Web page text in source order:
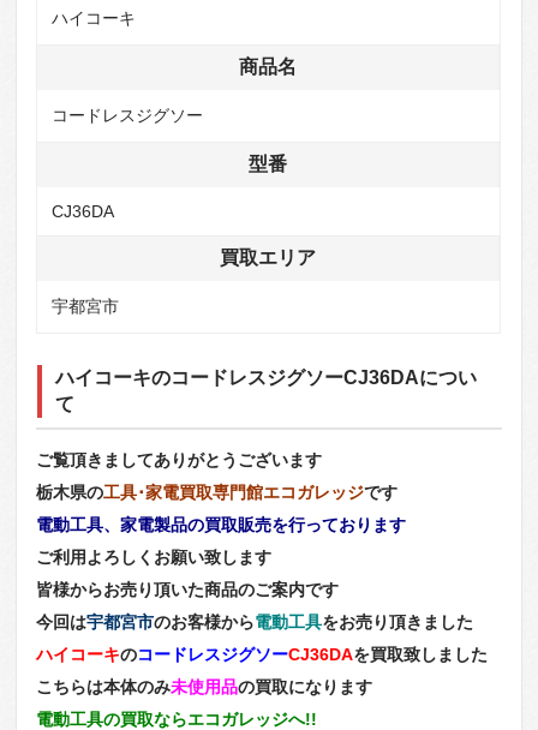
ハイコーキ
商品名
コードレスジグソー
型番
CJ36DA
買取エリア
宇都宮市
ハイコーキのコードレスジグソーCJ36DAについ
て
ご覧頂きましてありがとうございます
栃木県の工具･家電買取専門館エコガレッジです
電動工具、家電製品の買取販売を行っております
ご利用よろしくお願い致します
皆様からお売り頂いた商品のご案内です
今回は宇都宮市のお客様から電動工具をお売り頂きました
ハイコーキのコードレスジグソーCJ36DAを買取致しました
こちらは本体のみ未使用品の買取になります
電動工具の買取ならエコガレッジへ!!